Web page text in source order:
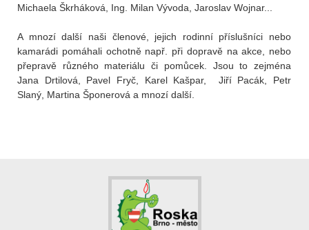
Michaela Škrháková, Ing. Milan Vývoda, Jaroslav Wojnar...
A mnozí další naši členové, jejich rodinní příslušníci nebo
kamarádi pomáhali ochotně např. při dopravě na akce, nebo
přepravě různého materiálu či pomůcek. Jsou to zejména
Jana Drtilová, Pavel Fryč, Karel Kašpar, Jiří Pacák, Petr
Slaný, Martina Šponerová a mnozí další.